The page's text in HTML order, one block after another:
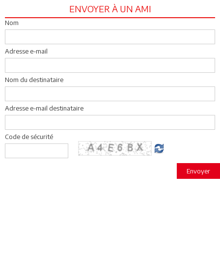
ENVOYER À UN AMI
Nom
Adresse e-mail
Nom du destinataire
Adresse e-mail destinataire
Code de sécurité
Envoyer